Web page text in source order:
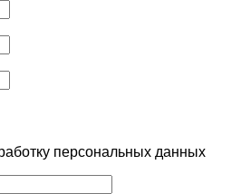
персональных данных